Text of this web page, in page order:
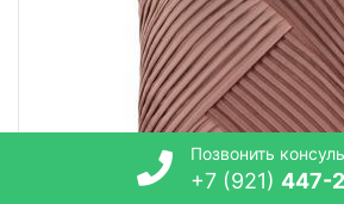
Позвонить
+7 (921) 447-